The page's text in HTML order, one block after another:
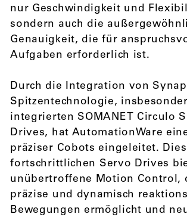
nur Geschwindigkeit und
sondern auch die
Genauigkeit, die für
Aufgaben erforderlich ist.
Durch die Integration von
Spitzentechnologie,
integrierten SOMANET Circulo
Drives, hat AutomationWare
präziser Cobots eingeleitet.
fortschrittlichen Servo Drives
unübertroffene Motion Control,
präzise und dynamisch
Bewegungen ermöglicht und